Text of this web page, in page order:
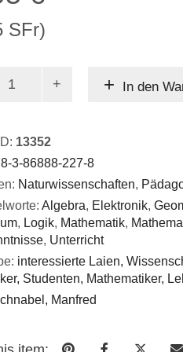
SFr)
In den
13352
3-86888-227-8
Naturwissenschaften,
Algebra, Elektronik,
, Logik, Mathematik,
, Unterricht
interessierte Laien,
Studenten, Mathematiker,
Manfred